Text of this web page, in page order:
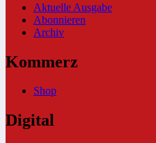
Aktuelle Ausgabe
Abonnieren
Archiv
Kommerz
Shop
Digital